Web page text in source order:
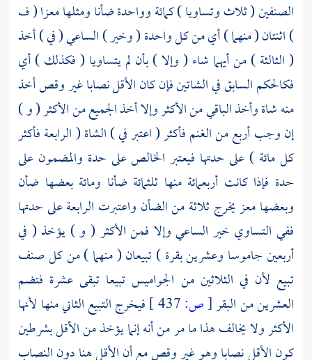
الصنفين ( ثلاث وتساويا ) كمائة وواحدة ضأنا ومثلها معزا ( ف
) اثنتان ( منهما ) أي من كل واحدة ( وخير ) الساعي ( في ) أخذ
( الثالثة ) من أيهما شاء ( وإلا ) بأن لم يتساويا ( فكذلك ) أي
فكالحكم السابق في الشاتين فإن كان الأقل نصابا غير وقص أخذ
منه شاة وأخذ الباقي من الأكثر وإلا أخذ الجميع من الأكثر ( و )
إن وجب أربع من الغنم فأكثر ( اعتبر في ) الشاة ( الرابعة فأكثر
كل مائة ) على حدتها فيعتبر الخالص على حدة والمضمون على
حدة فإذا كانت أربعمائة منها ثلثمائة ضأنا ومائة بعضها ضأن
وبعضها معز يخرج ثلاثة من الضأن واعتبرت الرابعة على حدتها
ففي التساوي خير الساعي وإلا فمن الأكثر ( و ) يؤخذ ( في
أربعين جاموسا وعشرين بقرة ) تبيعان ( منهما ) من كل صنف
تبيع لأن في الثلاثين من الجواميس تبيعا تبقى عشرة فتضم
العشرين من البقر[ص:
فيخرج التبيع الثاني منها لأنها
الأكثر ولا يخالف هذا ما مر من أنه إنما يؤخذ من الأقل بشرطين
كون الأقل نصابا وهو غير وقص مع أن الأقل هنا دون النصاب